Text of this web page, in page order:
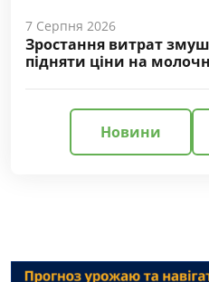
7 Серпня 2026
Зростання витрат
підняти ціни на
Новини